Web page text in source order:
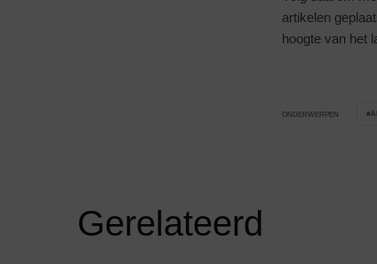
artikelen
hoogte van het
ONDERWERPEN
Gerelateerd